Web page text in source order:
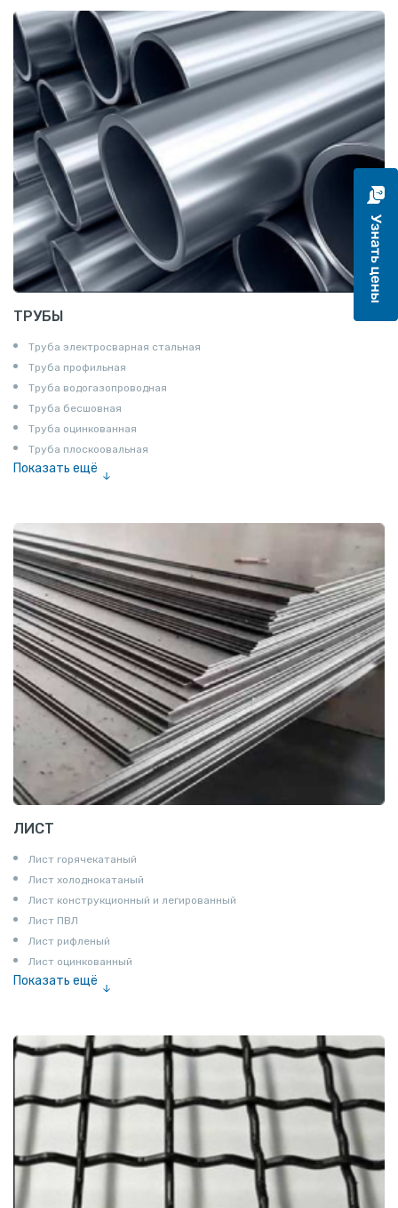
Катанка
Шестигранник
Полособульб
Полукруг
Шпунт Ларсена
ТРУБЫ
Труба электросварная стальная
Труба профильная
Труба водогазопроводная
Труба бесшовная
Труба оцинкованная
Труба плоскоовальная
Показать ещё
ЛИСТ
Лист горячекатаный
Лист холоднокатаный
Лист конструкционный и легированный
Лист ПВЛ
Лист рифленый
Лист оцинкованный
Показать ещё